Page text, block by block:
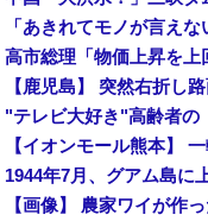
"テレビ大好き"高齢者の
1944年7月、グアム島に